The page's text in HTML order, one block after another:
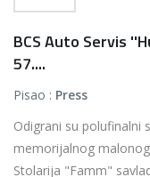
BCS Auto Servis
57....
Pisao : Press
Odigrani su polufinalni
memorijalnog
Stolarija "Famm"